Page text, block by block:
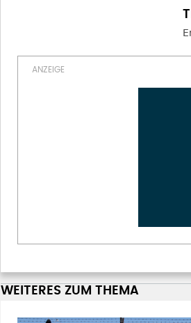
WEITERES ZUM THEMA